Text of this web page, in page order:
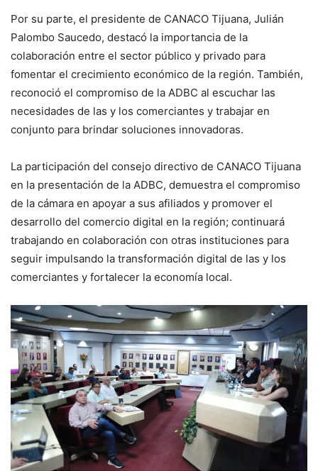
Por su parte, el presidente de CANACO Tijuana, Julián
Palombo Saucedo, destacó la importancia de la
colaboración entre el sector público y privado para
fomentar el crecimiento económico de la región. También,
reconoció el compromiso de la ADBC al escuchar las
necesidades de las y los comerciantes y trabajar en
conjunto para brindar soluciones innovadoras.
La participación del consejo directivo de CANACO Tijuana
en la presentación de la ADBC, demuestra el compromiso
de la cámara en apoyar a sus afiliados y promover el
desarrollo del comercio digital en la región; continuará
trabajando en colaboración con otras instituciones para
seguir impulsando la transformación digital de las y los
comerciantes y fortalecer la economía local.